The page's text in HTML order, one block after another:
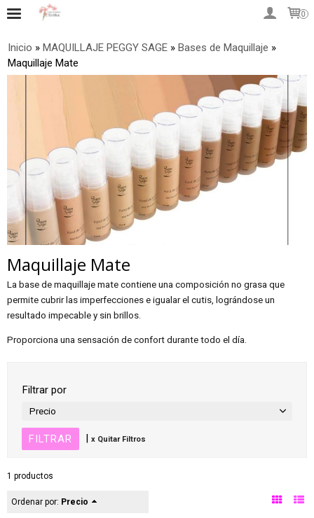
0
Inicio » MAQUILLAJE PEGGY SAGE » Bases de Maquillaje »
Maquillaje Mate
Maquillaje Mate
La base de maquillaje mate contiene una composición no grasa que
permite cubrir las imperfecciones e igualar el cutis, lográndose un
resultado impecable y sin brillos.
Proporciona una sensación de confort durante todo el día.
Filtrar por
Precio
| x Quitar Filtros
1 productos
Ordenar por: Precio